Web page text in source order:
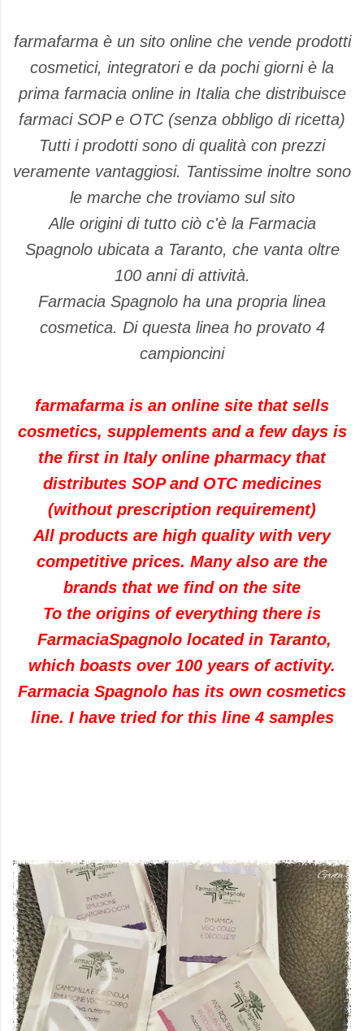
farmafarma è un sito online che vende prodotti
cosmetici, integratori e da pochi giorni è la
prima farmacia online in Italia che distribuisce
farmaci SOP e OTC (senza obbligo di ricetta)
Tutti i prodotti sono di qualità con prezzi
veramente vantaggiosi. Tantissime inoltre sono
le marche che troviamo sul sito
Alle origini di tutto ciò c'è la Farmacia
Spagnolo ubicata a Taranto, che vanta oltre
100 anni di attività.
Farmacia Spagnolo ha una propria linea
cosmetica. Di questa linea ho provato 4
campioncini
farmafarma is an online site that sells
cosmetics, supplements and a few days is
the first in Italy online pharmacy that
distributes SOP and OTC medicines
(without prescription requirement)
All products are high quality with very
competitive prices. Many also are the
brands that we find on the site
To the origins of everything there is
FarmaciaSpagnolo located in Taranto,
which boasts over 100 years of activity.
Farmacia Spagnolo has its own cosmetics
line. I have tried for this line 4 samples